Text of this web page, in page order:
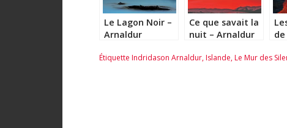
Le Lagon Noir –
Arnaldur
Ce que savait la
nuit – Arnaldur
Étiquette Indridason Arnaldur,Islande,Le Mur des